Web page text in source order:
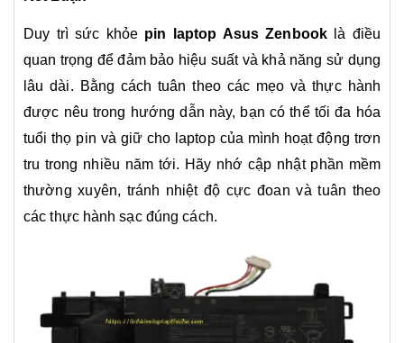
Duy trì sức khỏe pin laptop Asus Zenbook
là điều
quan trọng để đảm bảo hiệu suất và khả năng sử dụng
lâu dài. Bằng cách tuân theo các mẹo và thực hành
được nêu trong hướng dẫn này, bạn có thể tối đa hóa
tuổi thọ pin và giữ cho laptop của mình hoạt động trơn
tru trong nhiều năm tới. Hãy nhớ cập nhật phần mềm
thường xuyên, tránh nhiệt độ cực đoan và tuân theo
các thực hành sạc đúng cách.